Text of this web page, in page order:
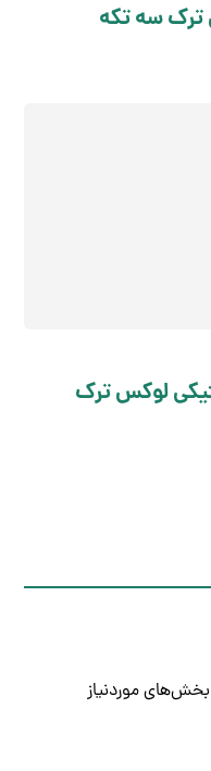
ترک سه تکه
لوکس ترک
بخش‌های موردنیاز